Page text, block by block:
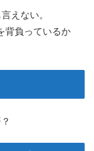
えない。
背負っているか